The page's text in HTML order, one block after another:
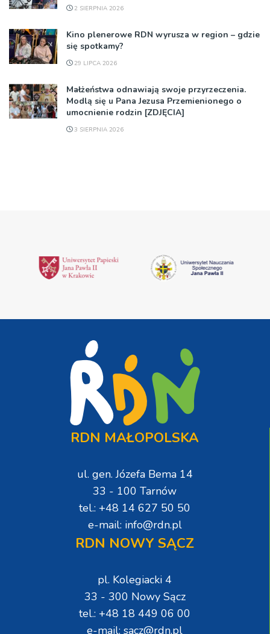
2 SIERPNIA 2026
Kino plenerowe RDN wyrusza w region – gdzie
się spotkamy?
29 LIPCA 2026
Małżeństwa odnawiają swoje przyrzeczenia.
Modlą się u Pana Jezusa Przemienionego o
umocnienie rodzin [ZDJĘCIA]
3 SIERPNIA 2026
RDN MAŁOPOLSKA
ul. gen. Józefa Bema 14
33 - 100 Tarnów
tel.: +48 14 627 50 50
e-mail: info@rdn.pl
RDN NOWY SĄCZ
pl. Kolegiacki 4
33 - 300 Nowy Sącz
tel.: +48 18 449 06 00
e-mail: sacz@rdn.pl